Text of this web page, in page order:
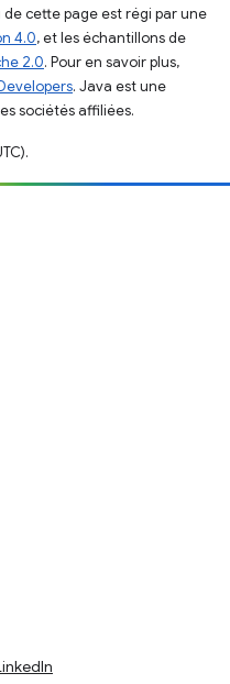
cette page est régi par une
4.0, et les échantillons de
2.0. Pour en savoir plus,
. Java est une
sociétés affiliées.